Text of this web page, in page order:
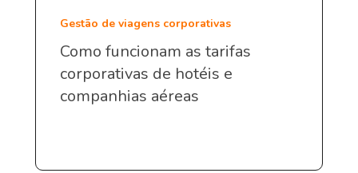
Gestão de viagens corporativas
Como funcionam as tarifas
corporativas de hotéis e
companhias aéreas